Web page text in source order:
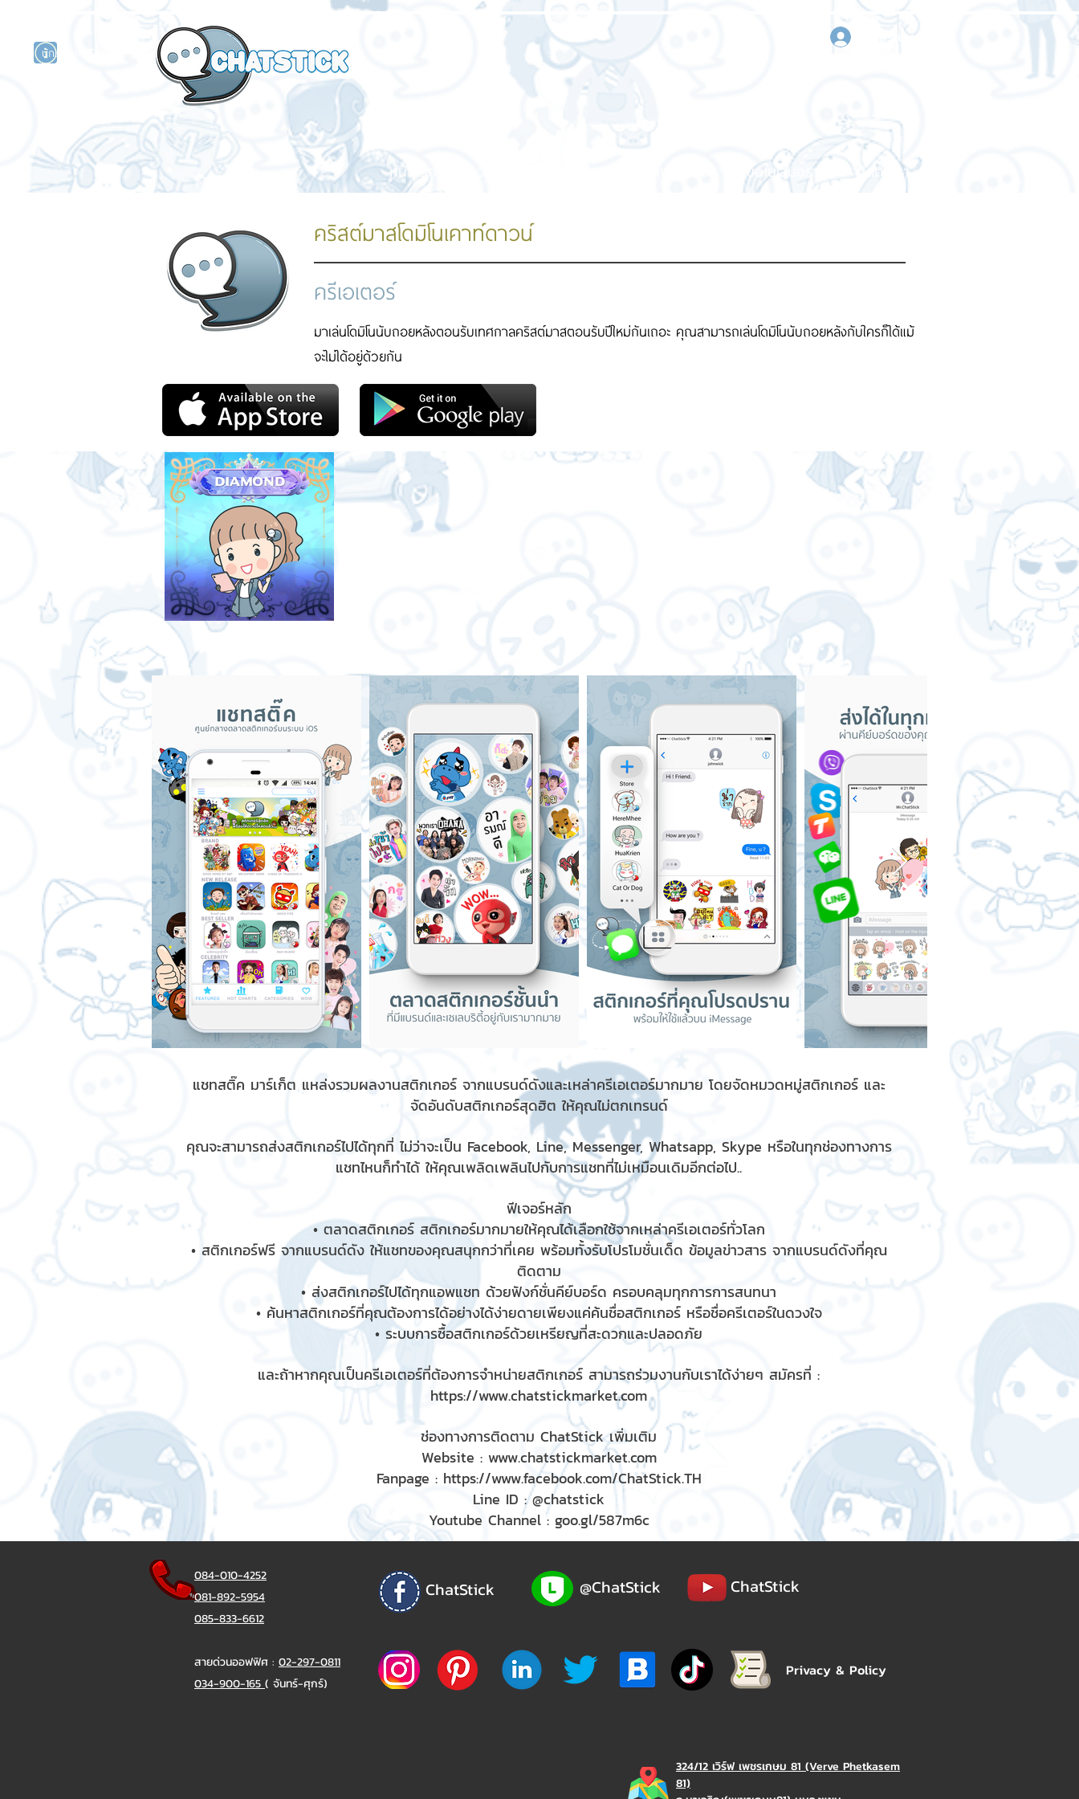
นักแสดงศิลปิน
เข้าสู่ระบบ
หน้าแรก ขอใบเสนอราคา ติดต่อเรา
คริสต์มาสโดมิโนเคาท์ดาวน์
ครีเอเตอร์
มาเล่นโดมิโนนับถอยหลังตอนรับเทศกาลคริสต์มาสตอนรับปีใหม่กันเถอะ คุณสามารถเล่นโดมิโนนับถอยหลังกับใครก็ได้แม้
จะไม่ได้อยู่ด้วยกัน
แชทสติ๊ค มาร์เก็ต แหล่งรวมผลงานสติกเกอร์ จากแบรนด์ดังและเหล่าครีเอเตอร์มากมาย โดยจัดหมวดหมู่สติกเกอร์ และ
จัดอันดับสติกเกอร์สุดฮิต ให้คุณไม่ตกเทรนด์
คุณจะสามารถส่งสติกเกอร์ไปได้ทุกที่ ไม่ว่าจะเป็น Facebook, Line, Messenger, Whatsapp, Skype หรือในทุกช่องทางการ
แชทไหนก็ทำได้ ให้คุณเพลิดเพลินไปกับการแชทที่ไม่เหมือนเดิมอีกต่อไป..
ฟีเจอร์หลัก
• ตลาดสติกเกอร์ สติกเกอร์มากมายให้คุณได้เลือกใช้จากเหล่าครีเอเตอร์ทั่วโลก
• สติกเกอร์ฟรี จากแบรนด์ดัง ให้แชทของคุณสนุกกว่าที่เคย พร้อมทั้งรับโปรโมชั่นเด็ด ข้อมูลข่าวสาร จากแบรนด์ดังที่คุณ
ติดตาม
• ส่งสติกเกอร์ไปได้ทุกแอพแชท ด้วยฟังก์ชั่นคีย์บอร์ด ครอบคลุมทุกการการสนทนา
• ค้นหาสติกเกอร์ที่คุณต้องการได้อย่างได้ง่ายดายเพียงแค่ค้นชื่อสติกเกอร์ หรือชื่อครีเตอร์ในดวงใจ
• ระบบการซื้อสติกเกอร์ด้วยเหรียญที่สะดวกและปลอดภัย
และถ้าหากคุณเป็นครีเอเตอร์ที่ต้องการจำหน่ายสติกเกอร์ สามารถร่วมงานกับเราได้ง่ายๆ สมัครที่ :
https://www.chatstickmarket.com
ช่องทางการติดตาม ChatStick เพิ่มเติม
Website : www.chatstickmarket.com
Fanpage : https://www.facebook.com/ChatStick.TH
Line ID : @chatstick
Youtube Channel : goo.gl/587m6c
084-010-4252
081-892-5954
085-833-6612
สายด่วนออฟฟิศ : 02-297-0811
034-900-165 ( จันทร์-ศุกร์)
ChatStick @ChatStick ChatStick
Privacy & Policy
324/12 เวิร์ฟ เพชรเกษม 81 (Verve Phetkasem
81)